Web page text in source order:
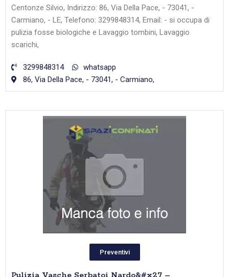
Centonze Silvio, Indirizzo: 86, Via Della Pace, - 73041, -
Carmiano, - LE, Telefono: 3299848314, Email: - si occupa di
pulizia fosse biologiche e Lavaggio tombini, Lavaggio
scarichi,
3299848314
whatsapp
86, Via Della Pace, - 73041, - Carmiano,
Preventivi